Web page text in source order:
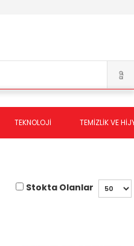
TEKNOLOJİ TEMİZLİK VE
Stokta Olanlar